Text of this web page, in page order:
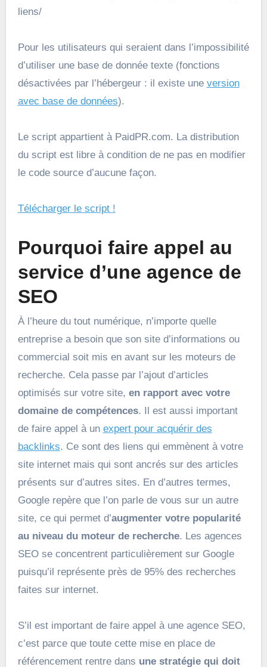
liens/
Pour les utilisateurs qui seraient dans l’impossibilité
d’utiliser une base de donnée texte (fonctions
désactivées par l’hébergeur : il existe une version
avec base de données).
Le script appartient à PaidPR.com. La distribution
du script est libre à condition de ne pas en modifier
le code source d’aucune façon.
Télécharger le script !
Pourquoi faire appel au
service d’une agence de
SEO
À l’heure du tout numérique, n’importe quelle
entreprise a besoin que son site d’informations ou
commercial soit mis en avant sur les moteurs de
recherche. Cela passe par l’ajout d’articles
optimisés sur votre site, en rapport avec votre
domaine de compétences. Il est aussi important
de faire appel à un expert pour acquérir des
backlinks. Ce sont des liens qui emmènent à votre
site internet mais qui sont ancrés sur des articles
présents sur d’autres sites. En d’autres termes,
Google repère que l’on parle de vous sur un autre
site, ce qui permet d’augmenter votre popularité
au niveau du moteur de recherche. Les agences
SEO se concentrent particulièrement sur Google
puisqu’il représente près de 95% des recherches
faites sur internet.
S’il est important de faire appel à une agence SEO,
c’est parce que toute cette mise en place de
référencement rentre dans une stratégie qui doit